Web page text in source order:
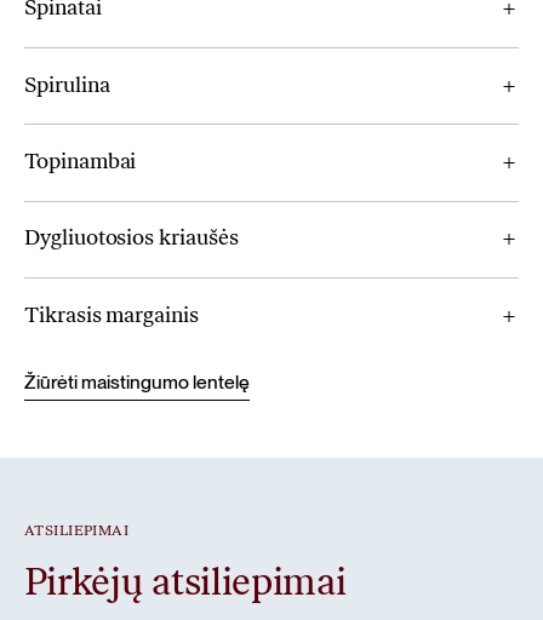
Špinatai
Spirulina
Topinambai
Dygliuotosios kriaušės
Tikrasis margainis
Žiūrėti maistingumo lentelę
ATSILIEPIMAI
Pirkėjų atsiliepimai